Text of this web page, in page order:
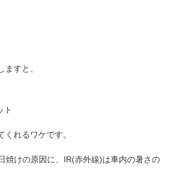
ますと、
ト
くれるワケです。
焼けの原因に、IR(赤外線)は車内の暑さの